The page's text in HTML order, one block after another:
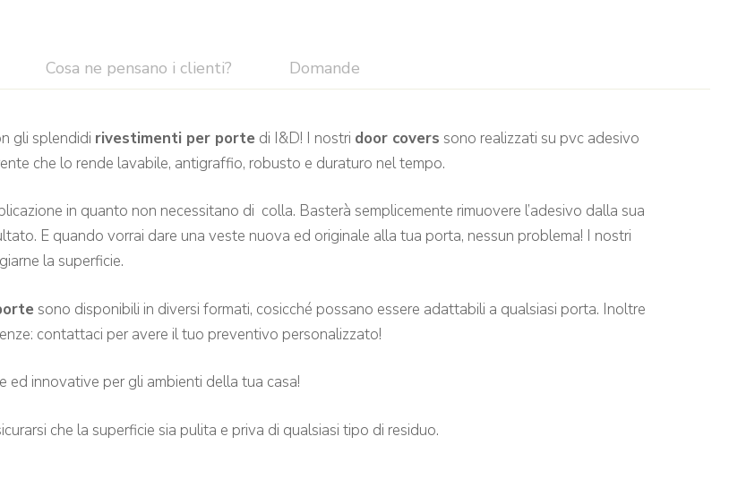
Cosa ne pensano i clienti? Domande
gli splendidi rivestimenti per porte di I&D! I nostri door covers sono realizzati su pvc adesivo
che lo rende lavabile, antigraffio, robusto e duraturo nel tempo.
in quanto non necessitano di colla. Basterà semplicemente rimuovere l’adesivo dalla sua
E quando vorrai dare una veste nuova ed originale alla tua porta, nessun problema! I nostri
la superficie.
sono disponibili in diversi formati, cosicché possano essere adattabili a qualsiasi porta. Inoltre
contattaci per avere il tuo preventivo personalizzato!
ed innovative per gli ambienti della tua casa!
che la superficie sia pulita e priva di qualsiasi tipo di residuo.